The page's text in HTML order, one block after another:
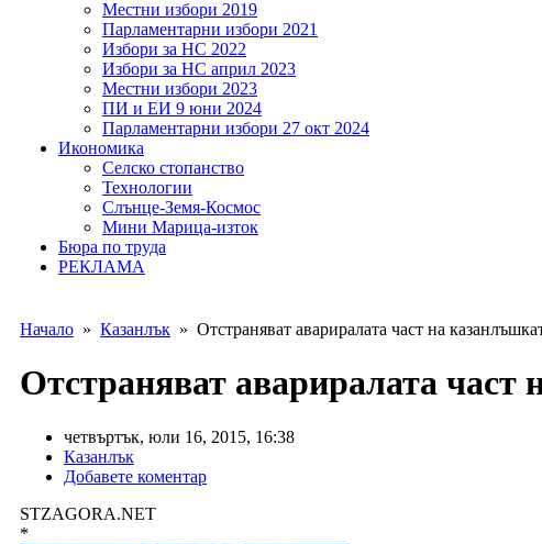
Местни избори 2019
Парламентарни избори 2021
Избори за НС 2022
Избори за НС април 2023
Местни избори 2023
ПИ и ЕИ 9 юни 2024
Парламентарни избори 27 окт 2024
Икономика
Селско стопанство
Технологии
Слънце-Земя-Космос
Мини Марица-изток
Бюра по труда
РЕКЛАМА
Начало » Казанлък » Отстраняват авариралата част на
Отстраняват авариралата част
четвъртък, юли 16, 2015, 16:38
Казанлък
Добавете коментар
STZAGORA.NET
*